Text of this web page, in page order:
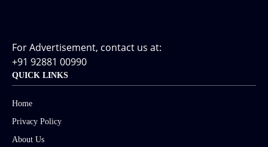
For Advertisement, contact us at:
+91 92881 00990
QUICK LINKS
Home
Privacy Policy
About Us